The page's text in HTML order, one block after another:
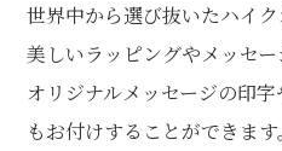
世界中から選び抜いたハイ
美しいラッピングやメッセー
オリジナルメッセージの印
もお付けすることができます。